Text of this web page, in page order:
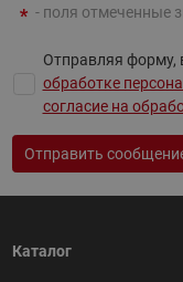
- поля отмеченные
Отправляя форму,
обработке
согласие на
Отправить
Каталог